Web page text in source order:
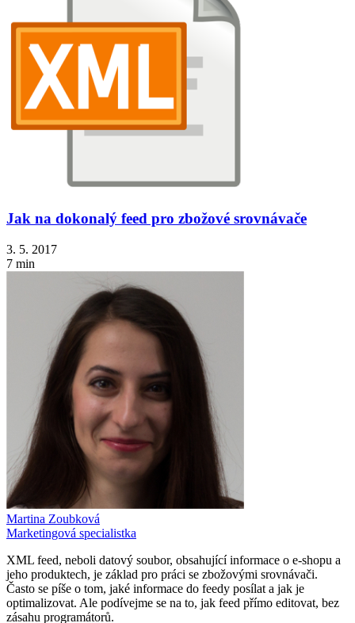
Jak na dokonalý feed pro zbožové srovnávače
3. 5. 2017
7 min
Martina Zoubková
Marketingová specialistka
XML feed, neboli datový soubor, obsahující informace o e-shopu a
jeho produktech, je základ pro práci se zbožovými srovnávači.
Často se píše o tom, jaké informace do feedy posílat a jak je
optimalizovat. Ale podívejme se na to, jak feed přímo editovat, bez
zásahu programátorů.